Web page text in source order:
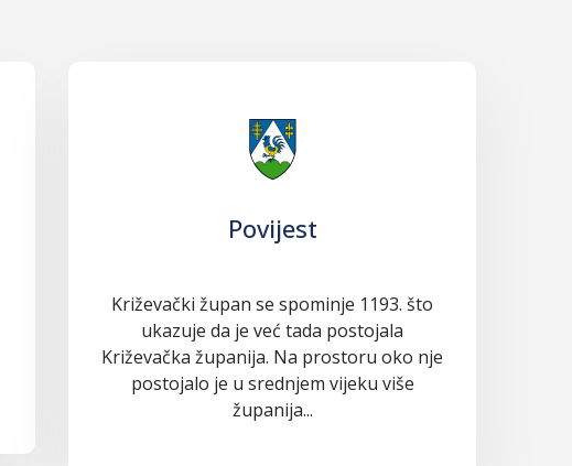
Povijest
Križevački župan se spominje 1193. što
ukazuje da je već tada postojala
Križevačka županija. Na prostoru oko nje
postojalo je u srednjem vijeku više
županija...